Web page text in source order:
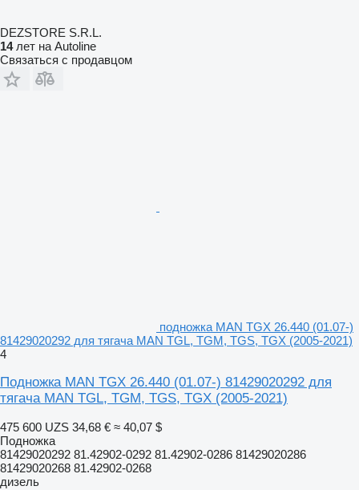
DEZSTORE S.R.L.
14лет на Autoline
Связаться с продавцом
подножка MAN TGX 26.440 (01.07-)
81429020292 для тягача MAN TGL, TGM, TGS, TGX (2005-2021)
4
Подножка MAN TGX 26.440 (01.07-) 81429020292 для
тягача MAN TGL, TGM, TGS, TGX (2005-2021)
475 600 UZS 34,68 € ≈ 40,07 $
Подножка
81429020292 81.42902-0292 81.42902-0286 81429020286
81429020268 81.42902-0268
дизель